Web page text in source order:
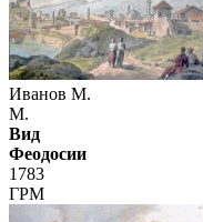
Иванов М.
М.
Вид
Феодосии
1783
ГРМ